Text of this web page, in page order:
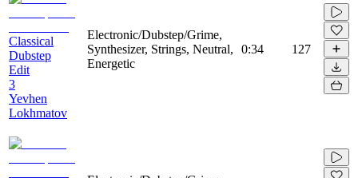
Classical
Dubstep
Edit
3
Yevhen
Lokhmatov
Electronic/Dubstep/Grime,
Synthesizer, Strings, Neutral,
Energetic
0:34 127